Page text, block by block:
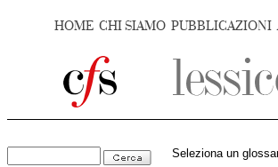
HOME CHI SIAMO PUBBLICAZIONI
Seleziona un